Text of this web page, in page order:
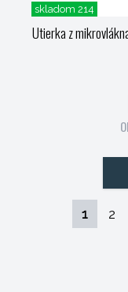
skladom 214
Utierka z
1 2